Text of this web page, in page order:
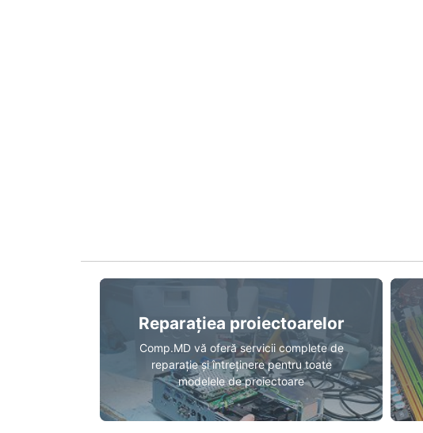
Reparațiea proiectoarelor
Comp.MD vă oferă servicii complete de
reparație și întreținere pentru toate
modelele de proiectoare